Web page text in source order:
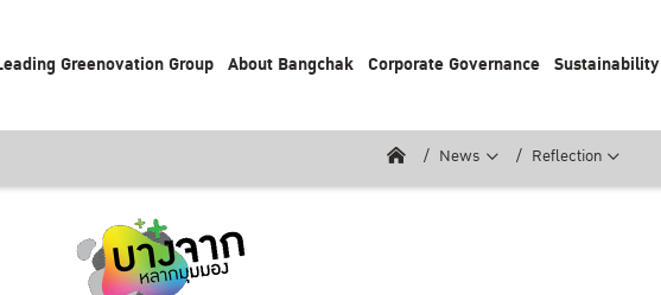
Greenovation Group About Bangchak Corporate Governance Sustainability
News Reflection